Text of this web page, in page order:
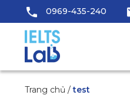
0969-435-240
Trang chủ /test